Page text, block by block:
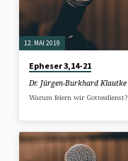
12. MAI 2019
Epheser 3,14-21
Dr. Jürgen-Burkhard Klautke
Warum feiern wir Gottesdienst?